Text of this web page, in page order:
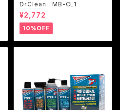
Dr.Clean MB-CL1
¥2,772
10%OFF